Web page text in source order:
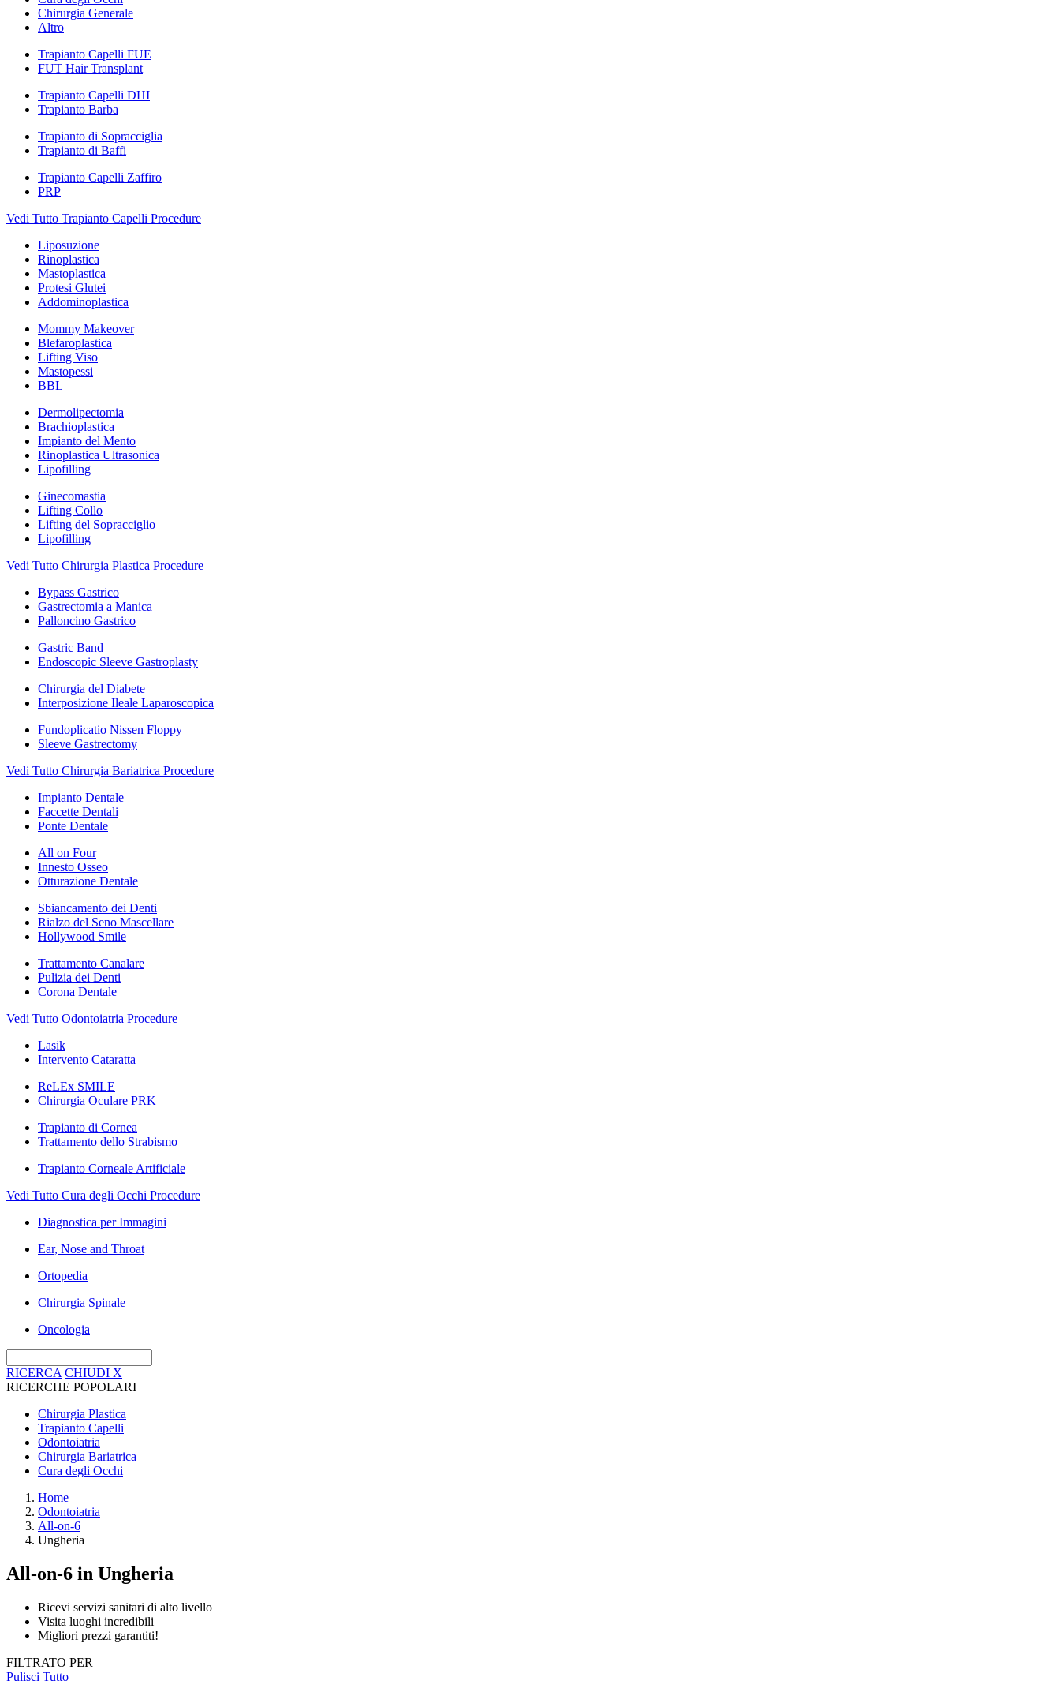
Chirurgia Generale
Altro
Trapianto Capelli FUE
FUT Hair Transplant
Trapianto Capelli DHI
Trapianto Barba
Trapianto di Sopracciglia
Trapianto di Baffi
Trapianto Capelli Zaffiro
PRP
Vedi Tutto Trapianto Capelli Procedure
Liposuzione
Rinoplastica
Mastoplastica
Protesi Glutei
Addominoplastica
Mommy Makeover
Blefaroplastica
Lifting Viso
Mastopessi
BBL
Dermolipectomia
Brachioplastica
Impianto del Mento
Rinoplastica Ultrasonica
Lipofilling
Ginecomastia
Lifting Collo
Lifting del Sopracciglio
Lipofilling
Vedi Tutto Chirurgia Plastica Procedure
Bypass Gastrico
Gastrectomia a Manica
Palloncino Gastrico
Gastric Band
Endoscopic Sleeve Gastroplasty
Chirurgia del Diabete
Interposizione Ileale Laparoscopica
Fundoplicatio Nissen Floppy
Sleeve Gastrectomy
Vedi Tutto Chirurgia Bariatrica Procedure
Impianto Dentale
Faccette Dentali
Ponte Dentale
All on Four
Innesto Osseo
Otturazione Dentale
Sbiancamento dei Denti
Rialzo del Seno Mascellare
Hollywood Smile
Trattamento Canalare
Pulizia dei Denti
Corona Dentale
Vedi Tutto Odontoiatria Procedure
Lasik
Intervento Cataratta
ReLEx SMILE
Chirurgia Oculare PRK
Trapianto di Cornea
Trattamento dello Strabismo
Trapianto Corneale Artificiale
Vedi Tutto Cura degli Occhi Procedure
Diagnostica per Immagini
Ear, Nose and Throat
Ortopedia
Chirurgia Spinale
Oncologia
RICERCA CHIUDI X
RICERCHE POPOLARI
Chirurgia Plastica
Trapianto Capelli
Odontoiatria
Chirurgia Bariatrica
Cura degli Occhi
Home
Odontoiatria
All-on-6
Ungheria
All-on-6 in Ungheria
Ricevi servizi sanitari di alto livello
Visita luoghi incredibili
Migliori prezzi garantiti!
FILTRATO PER
Pulisci Tutto